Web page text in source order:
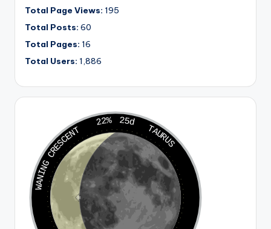
Total Page Views: 195
Total Posts: 60
Total Pages: 16
Total Users: 1,886
22% 25d
TAURUS
WANING CRESCENT